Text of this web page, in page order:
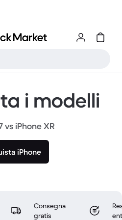
i modelli
vs iPhone XR
iPhone
Consegna
gratis